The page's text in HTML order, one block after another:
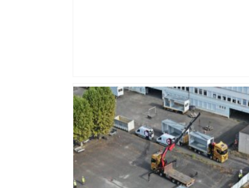
« Rien d'inquiétant » pour Guillaume
Restes, le gardien de Toulouse, après
sa sortie à Metz – L'Équipe